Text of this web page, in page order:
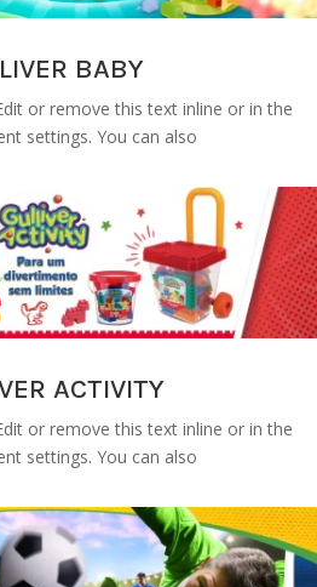
BABY
or remove this text inline or in the
settings. You can also
ACTIVITY
or remove this text inline or in the
settings. You can also